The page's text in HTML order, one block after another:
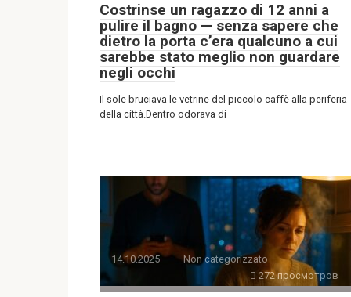
Costrinse un ragazzo di 12 anni a
pulire il bagno — senza sapere che
dietro la porta c’era qualcuno a cui
sarebbe stato meglio non guardare
negli occhi
Il sole bruciava le vetrine del piccolo caffè alla periferia
della città.Dentro odorava di
14.10.2025
Non categorizzato
272 просмотров